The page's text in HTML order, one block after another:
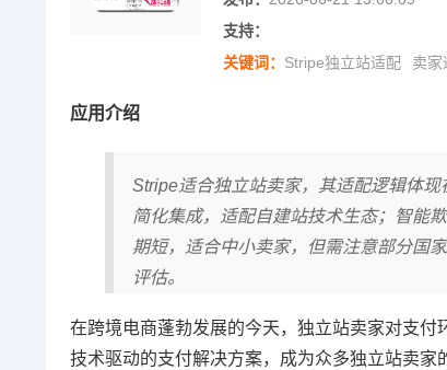
支持：
关键词： Stripe独立站适配 卖家
应用介绍
Stripe适合独立站卖家，其适配逻辑体
简化集成，适配自建站技术生态；智能
期短，适合中小卖家，但需注意部分国
评估。
在跨境电商蓬勃发展的今天，独立站卖家对支付
技术驱动的支付解决方案，成为众多独立站卖家